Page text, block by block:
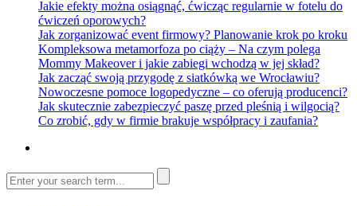
Jakie efekty można osiągnąć, ćwicząc regularnie w fotelu do
ćwiczeń oporowych?
Jak zorganizować event firmowy? Planowanie krok po kroku
Kompleksowa metamorfoza po ciąży – Na czym polega
Mommy Makeover i jakie zabiegi wchodzą w jej skład?
Jak zacząć swoją przygodę z siatkówką we Wrocławiu?
Nowoczesne pomoce logopedyczne – co oferują producenci?
Jak skutecznie zabezpieczyć paszę przed pleśnią i wilgocią?
Co zrobić, gdy w firmie brakuje współpracy i zaufania?